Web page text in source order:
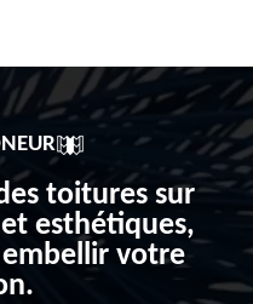
toitures sur
esthétiques,
votre